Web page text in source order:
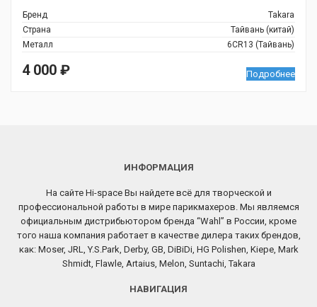
Бренд
Takara
Страна
Тайвань (китай)
Металл
6CR13 (Тайвань)
4 000 ₽ Подробнее
ИНФОРМАЦИЯ
На сайте Hi-space Вы найдете всё для творческой и
профессиональной работы в мире парикмахеров. Мы являемся
официальным дистрибьютором бренда “Wahl” в России, кроме
того наша компания работает в качестве дилера таких брендов,
как: Moser, JRL, Y.S.Park, Derby, GB, DiBiDi, HG Polishen, Kiepe, Mark
Shmidt, Flawle, Artaius, Melon, Suntachi, Takara
НАВИГАЦИЯ